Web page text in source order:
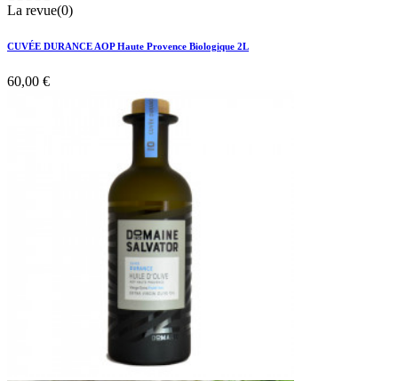
La revue(0)
CUVÉE DURANCE AOP Haute Provence Biologique 2L
60,00 €